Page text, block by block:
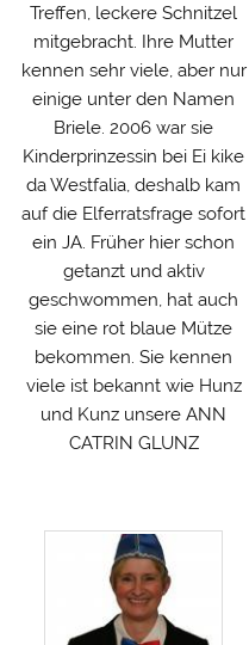
Treffen, leckere Schnitzel
mitgebracht. Ihre Mutter
kennen sehr viele, aber nur
einige unter den Namen
Briele. 2006 war sie
Kinderprinzessin bei Ei kike
da Westfalia, deshalb kam
auf die Elferratsfrage sofort
ein JA. Früher hier schon
getanzt und aktiv
geschwommen, hat auch
sie eine rot blaue Mütze
bekommen. Sie kennen
viele ist bekannt wie Hunz
und Kunz unsere ANN
CATRIN GLUNZ